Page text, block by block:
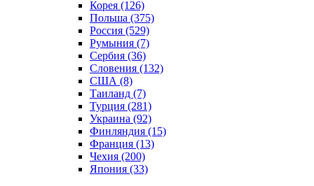
Корея (126)
Польша (375)
Россия (529)
Румыния (7)
Сербия (36)
Словения (132)
США (8)
Таиланд (7)
Турция (281)
Украина (92)
Финляндия (15)
Франция (13)
Чехия (200)
Япония (33)